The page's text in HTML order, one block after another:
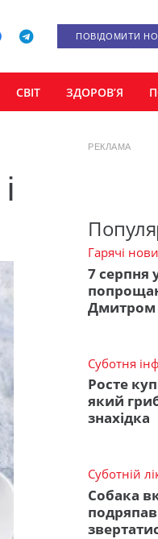
ПОВІДОМИТИ
СВІТ ЗДОРОВ’Я
РЕКЛАМА
Гарячі
7 серпня
Суботня
Росте
який
знахідка
Суботній
Собака